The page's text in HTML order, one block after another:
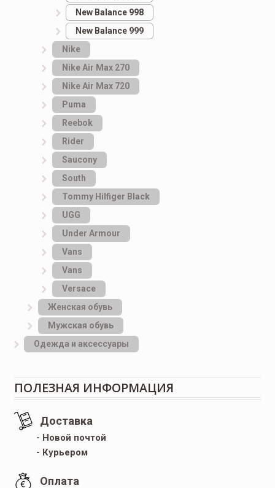
New Balance 998
New Balance 999
Nike
Nike Air Max 270
Nike Air Max 720
Puma
Reebok
Rider
Saucony
South
Tommy Hilfiger Black
UGG
Under Armour
Vans
Vans
Versace
Женская обувь
Мужская обувь
Одежда и аксессуары
ПОЛЕЗНАЯ ИНФОРМАЦИЯ
Доставка
- Новой почтой
- Курьером
Оплата